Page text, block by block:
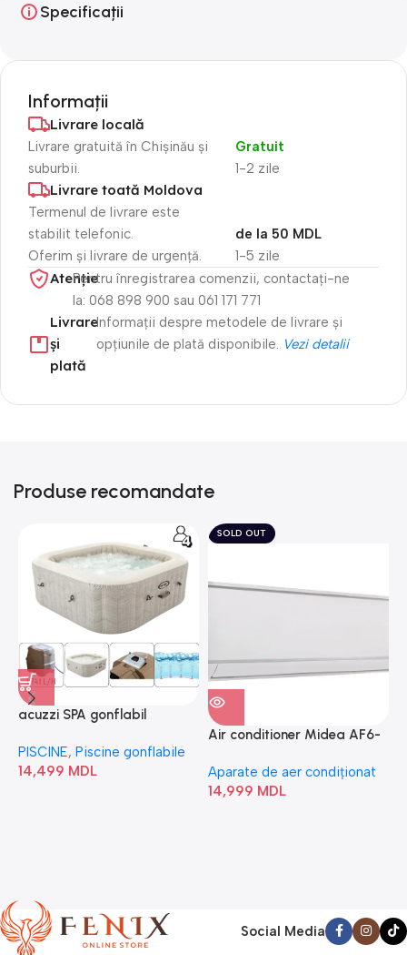
Specificații
Informații
Livrare locală
Livrare gratuită în Chișinău și
suburbii.
1-2 zile
Gratuit
Livrare toată Moldova
Termenul de livrare este
stabilit telefonic.
Oferim și livrare de urgență.
1-5 zile
de la 50 MDL
Atenție​Pentru înregistrarea comenzii, contactați-ne
la: 068 898 900 sau 061 171 771
Livrare
și
plată
Informații despre metodele de livrare și
opțiunile de plată disponibile. Vezi detalii
Produse recomandate
acuzzi SPA gonflabil
Bubble” 28446
PISCINE, Piscine gonflabile
14,499 MDL
SOLD OUT
Air conditioner Midea AF6-
Aparate de aer condiționat
14,999 MDL
Social Media